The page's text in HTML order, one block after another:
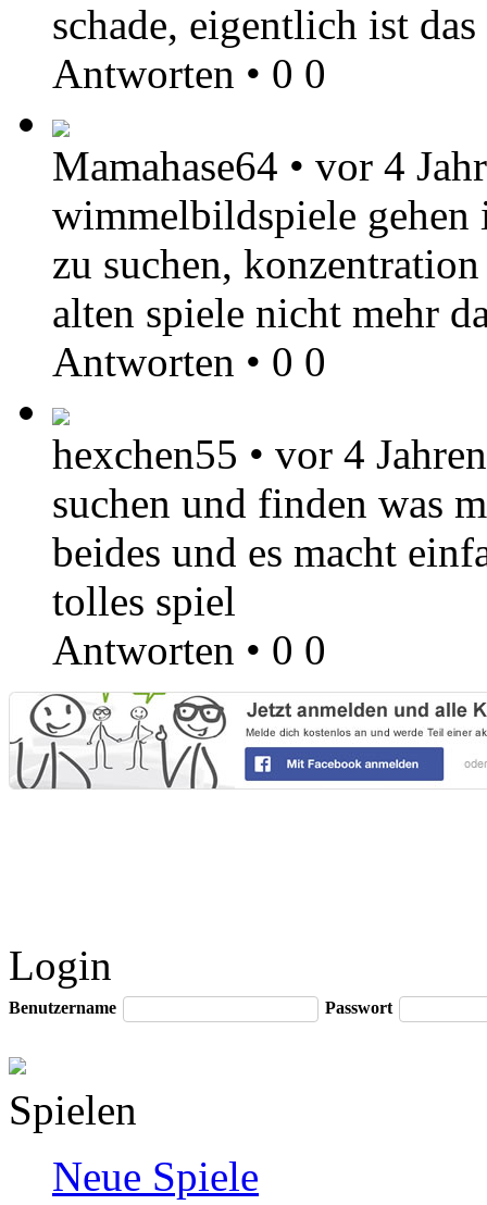
schade, eigentlich ist
Antworten • 0 0
Mamahase64 • vor 4
wimmelbildspiele gehen
zu suchen,
alten spiele nicht mehr
Antworten • 0 0
hexchen55 • vor 4 Jahren
suchen und finden was
beides und es macht
tolles spiel
Antworten • 0 0
Login
Benutzername Passwort
Spielen
Neue Spiele